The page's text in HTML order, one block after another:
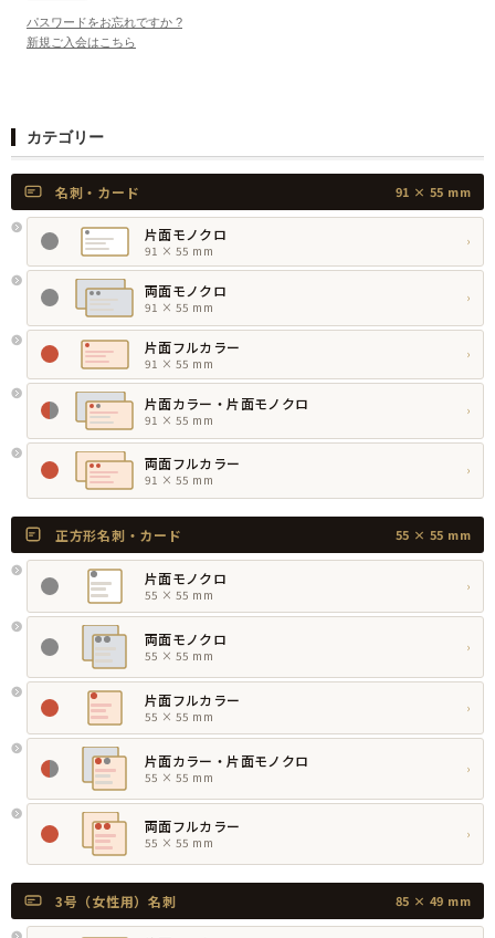
パスワードをお忘れですか ?
新規ご入会はこちら
カテゴリー
名刺・カード 91 × 55 mm
片面モノクロ
91 × 55 mm
›
両面モノクロ
91 × 55 mm
›
片面フルカラー
91 × 55 mm
›
片面カラー・片面モノクロ
91 × 55 mm
›
両面フルカラー
91 × 55 mm
›
正方形名刺・カード 55 × 55 mm
片面モノクロ
55 × 55 mm
›
両面モノクロ
55 × 55 mm
›
片面フルカラー
55 × 55 mm
›
片面カラー・片面モノクロ
55 × 55 mm
›
両面フルカラー
55 × 55 mm
›
3号（女性用）名刺 85 × 49 mm